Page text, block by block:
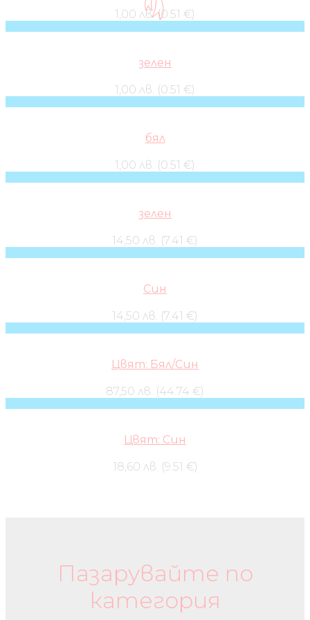
1,00 лв. (0.51 €)
зелен
1,00 лв. (0.51 €)
бял
1,00 лв. (0.51 €)
зелен
14,50 лв. (7.41 €)
Син
14,50 лв. (7.41 €)
Цвят: Бял/Син
87,50 лв. (44.74 €)
Цвят: Син
18,60 лв. (9.51 €)
Пазарувайте по
категория